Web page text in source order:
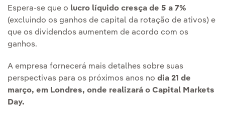
Espera-se que o lucro líquido cresça de 5 a 7%
(excluindo os ganhos de capital da rotação de ativos) e
que os dividendos aumentem de acordo com os
ganhos.
A empresa fornecerá mais detalhes sobre suas
perspectivas para os próximos anos no dia 21 de
março, em Londres, onde realizará o Capital Markets
Day.